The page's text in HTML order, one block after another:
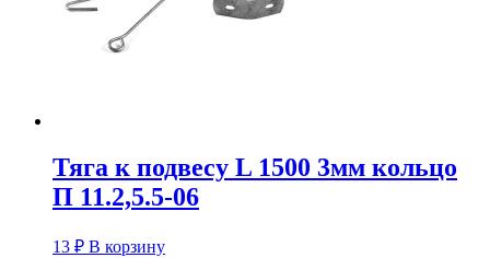
Тяга к подвесу L 1500 3мм кольцо
П 11.2,5.5-06
13 ₽ В корзину